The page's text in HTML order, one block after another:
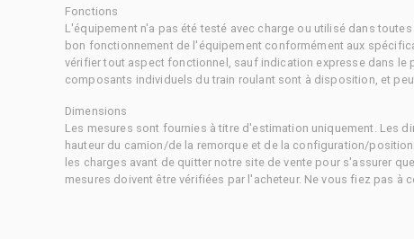
Fonctions
L'équipement n'a pas été testé avec charge ou utilisé dans
bon fonctionnement de l'équipement conformément aux
vérifier tout aspect fonctionnel, sauf indication expresse dans le
composants individuels du train roulant sont à disposition, et
Dimensions
Les mesures sont fournies à titre d'estimation uniquement. Les
hauteur du camion/de la remorque et de la configuration/
les charges avant de quitter notre site de vente pour s'assurer
mesures doivent être vérifiées par l'acheteur. Ne vous fiez pas à